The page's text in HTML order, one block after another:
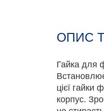
ОПИС
Гайка для
цієї гайки
корпус.